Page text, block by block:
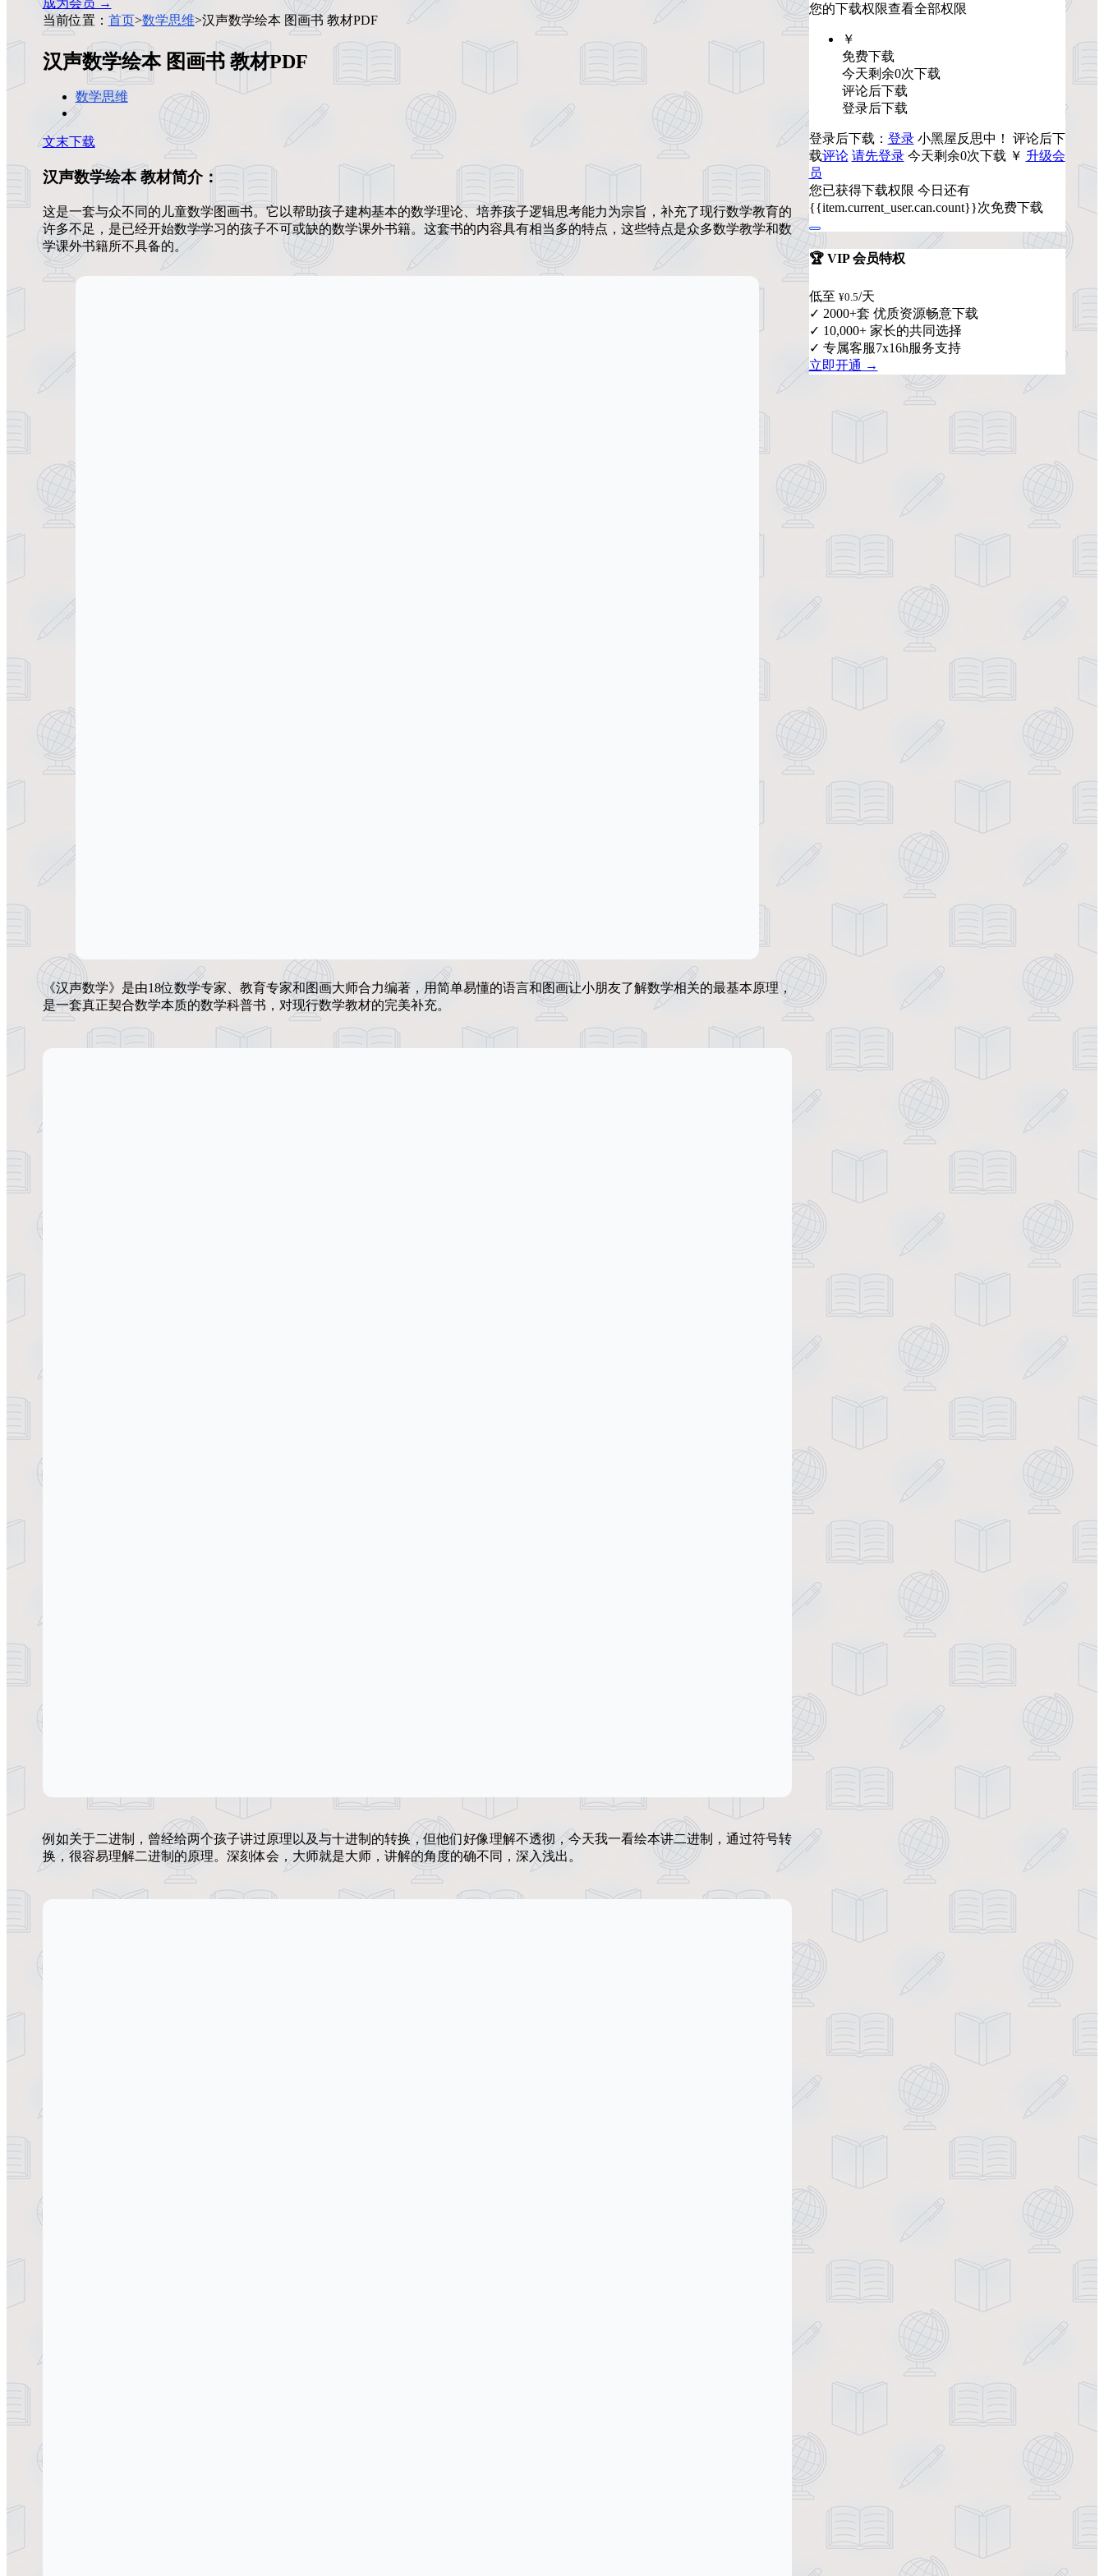
成为会员 →
当前位置： 首页>数学思维>汉声数学绘本 图画书 教材PDF
汉声数学绘本 图画书 教材PDF
数学思维
文末下载
汉声数学绘本 教材简介：
这是一套与众不同的儿童数学图画书。它以帮助孩子建构基本的数学理论、培养孩子逻辑思考能力为宗旨，补充了现行数学教育的
许多不足，是已经开始数学学习的孩子不可或缺的数学课外书籍。这套书的内容具有相当多的特点，这些特点是众多数学教学和数
学课外书籍所不具备的。
《汉声数学》是由18位数学专家、教育专家和图画大师合力编著，用简单易懂的语言和图画让小朋友了解数学相关的最基本原理，
是一套真正契合数学本质的数学科普书，对现行数学教材的完美补充。
例如关于二进制，曾经给两个孩子讲过原理以及与十进制的转换，但他们好像理解不透彻，今天我一看绘本讲二进制，通过符号转
换，很容易理解二进制的原理。深刻体会，大师就是大师，讲解的角度的确不同，深入浅出。
您的下载权限查看全部权限
￥
免费下载
今天剩余0次下载
评论后下载
登录后下载
登录后下载： 登录 小黑屋反思中！ 评论后下
载评论 请先登录 今天剩余0次下载 ￥ 升级会
员
您已获得下载权限 今日还有
{{item.current_user.can.count}}次免费下载
🏆 VIP 会员特权
低至 ¥0.5/天
✓ 2000+套 优质资源畅意下载
✓ 10,000+ 家长的共同选择
✓ 专属客服7x16h服务支持
立即开通 →